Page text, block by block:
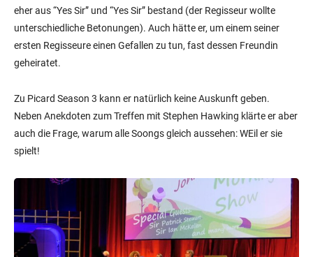
eher aus “Yes Sir” und “Yes Sir” bestand (der Regisseur wollte
unterschiedliche Betonungen). Auch hätte er, um einem seiner
ersten Regisseure einen Gefallen zu tun, fast dessen Freundin
geheiratet.
Zu Picard Season 3 kann er natürlich keine Auskunft geben.
Neben Anekdoten zum Treffen mit Stephen Hawking klärte er aber
auch die Frage, warum alle Soongs gleich aussehen: WEil er sie
spielt!